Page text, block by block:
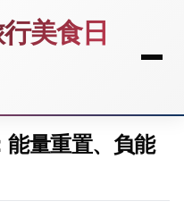
美食日
能量重置、負能